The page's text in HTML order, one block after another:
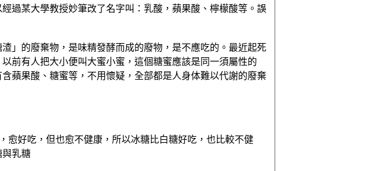
過某大學教授妙筆改了名字叫：乳酸，蘋果酸、檸檬酸等。誤
」的廢棄物，是味精發酵而成的廢物，是不應吃的。最近起死
前有人把大小便叫大蜜小蜜，這個糖蜜應該是同一須屬性的
蘋果酸、糖蜜等，不用懷疑，全部都是人身体難以代謝的廢棄
愈好吃，但也愈不健康，所以冰糖比白糖好吃，也比較不健
與乳糖